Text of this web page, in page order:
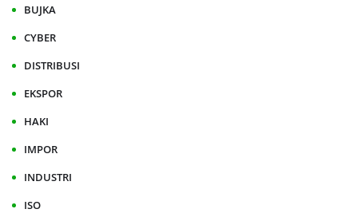
BUJKA
CYBER
DISTRIBUSI
EKSPOR
HAKI
IMPOR
INDUSTRI
ISO